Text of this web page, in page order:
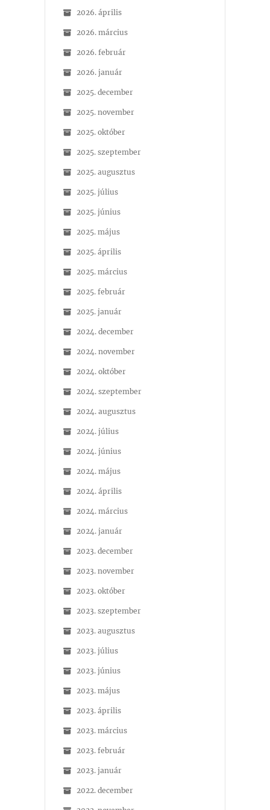
2026. április
2026. március
2026. február
2026. január
2025. december
2025. november
2025. október
2025. szeptember
2025. augusztus
2025. július
2025. június
2025. május
2025. április
2025. március
2025. február
2025. január
2024. december
2024. november
2024. október
2024. szeptember
2024. augusztus
2024. július
2024. június
2024. május
2024. április
2024. március
2024. január
2023. december
2023. november
2023. október
2023. szeptember
2023. augusztus
2023. július
2023. június
2023. május
2023. április
2023. március
2023. február
2023. január
2022. december